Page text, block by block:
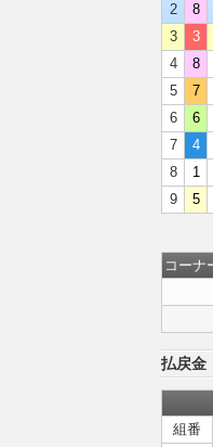
2
8
3
3
4
8
5
7
6
6
7
4
8
1
9
5
コーナ
払戻金
組番